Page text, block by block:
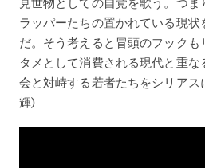
ラッパーたちの置かれている現
だ。そう考えると冒頭のフック
タメとして消費される現代と重
会と対峙する若者たちをシリア
輝)